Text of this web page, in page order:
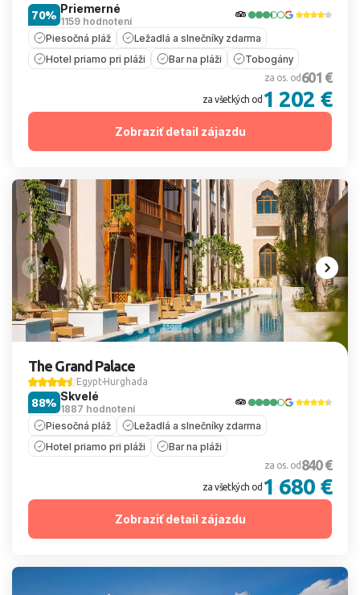
Priemerné
1159 hodnotení
70%
Piesočná pláž
Ležadlá a slnečníky zdarma
Hotel priamo pri pláži
Bar na pláži Tobogány
za os. od 601 €
za všetkých od 1 202 €
Zobraziť detail zájazdu
The Grand Palace
Egypt Hurghada
Skvelé
1887 hodnotení
88%
Piesočná pláž
Ležadlá a slnečníky zdarma
Hotel priamo pri pláži
Bar na pláži
za os. od 840 €
za všetkých od 1 680 €
Zobraziť detail zájazdu